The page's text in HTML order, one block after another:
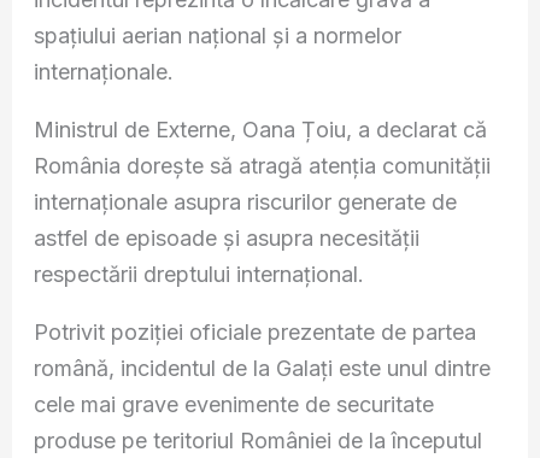
spațiului aerian național și a normelor
internaționale.
Ministrul de Externe, Oana Țoiu, a declarat că
România dorește să atragă atenția comunității
internaționale asupra riscurilor generate de
astfel de episoade și asupra necesității
respectării dreptului internațional.
Potrivit poziției oficiale prezentate de partea
română, incidentul de la Galați este unul dintre
cele mai grave evenimente de securitate
produse pe teritoriul României de la începutul